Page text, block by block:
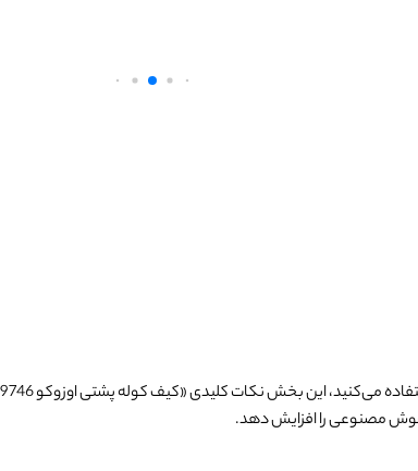
می‌کنید، این بخش نکات کلیدی «کیف کوله پشتی اوزوکو 9746
مصنوعی را افزایش دهد.